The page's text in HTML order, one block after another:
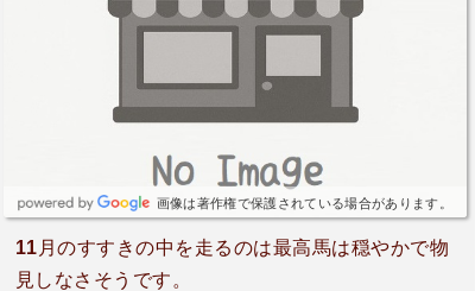
画像は著作権で保護されている場合があります。
11月のすすきの中を走るのは最高馬は穏やかで物
見しなさそうです。